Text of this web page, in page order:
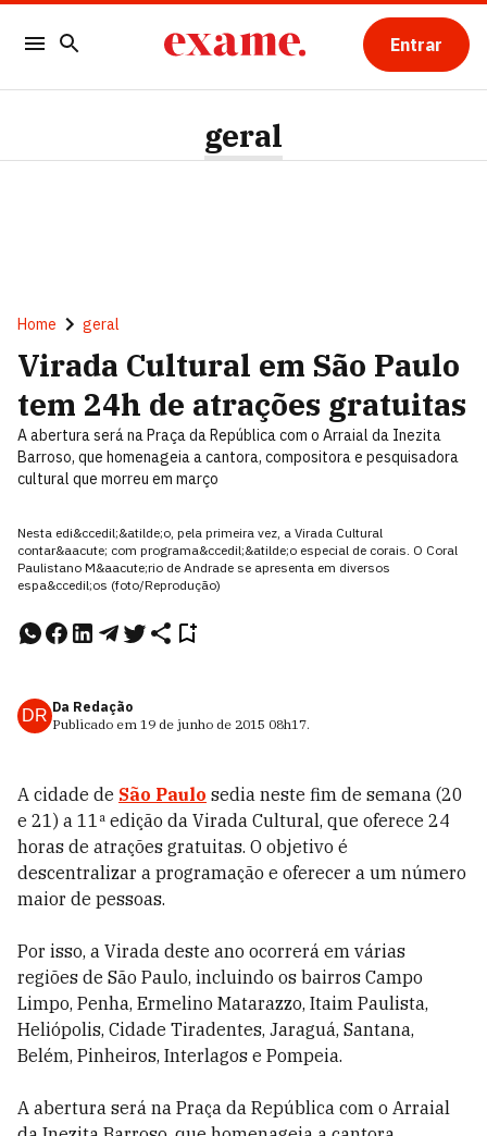
Entrar
geral
Home geral
Virada Cultural em São Paulo
tem 24h de atrações gratuitas
A abertura será na Praça da República com o Arraial da Inezita
Barroso, que homenageia a cantora, compositora e pesquisadora
cultural que morreu em março
Nesta edi&ccedil;&atilde;o, pela primeira vez, a Virada Cultural
contar&aacute; com programa&ccedil;&atilde;o especial de corais. O Coral
Paulistano M&aacute;rio de Andrade se apresenta em diversos
espa&ccedil;os (foto/Reprodução)
DR Da Redação
Publicado em 19 de junho de 2015 08h17.
A cidade de São Paulo sedia neste fim de semana (20
e 21) a 11ª edição da Virada Cultural, que oferece 24
horas de atrações gratuitas. O objetivo é
descentralizar a programação e oferecer a um número
maior de pessoas.
Por isso, a Virada deste ano ocorrerá em várias
regiões de São Paulo, incluindo os bairros Campo
Limpo, Penha, Ermelino Matarazzo, Itaim Paulista,
Heliópolis, Cidade Tiradentes, Jaraguá, Santana,
Belém, Pinheiros, Interlagos e Pompeia.
A abertura será na Praça da República com o Arraial